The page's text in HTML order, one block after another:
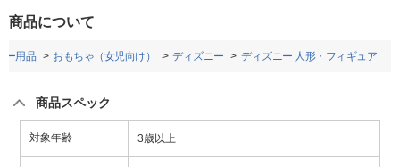
商品について
ー用品 おもちゃ（女児向け） ディズニー ディズニー 人形・フィギュア
商品スペック
対象年齢 3歳以上